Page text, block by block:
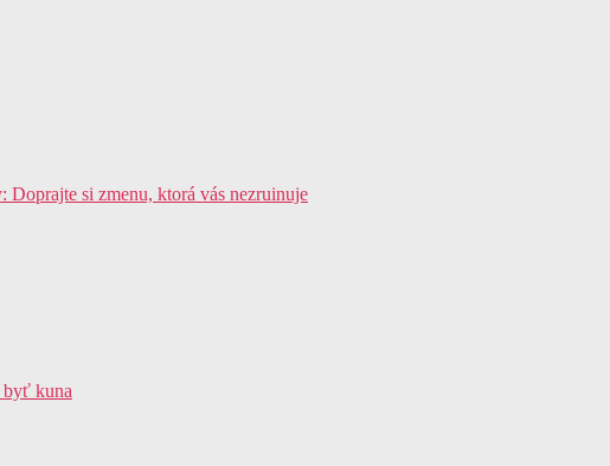
Doprajte si zmenu, ktorá vás nezruinuje
byť kuna